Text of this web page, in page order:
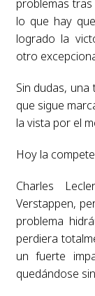
problemas
lo que hay
logrado la
otro
Sin dudas,
que sigue
la vista por el
Hoy la
Charles
Verstappen,
problema
perdiera
un fuerte
quedándose